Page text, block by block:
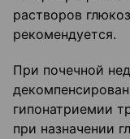
растворов
рекомендуется.
При почечной
гипонатриемии
при назначении